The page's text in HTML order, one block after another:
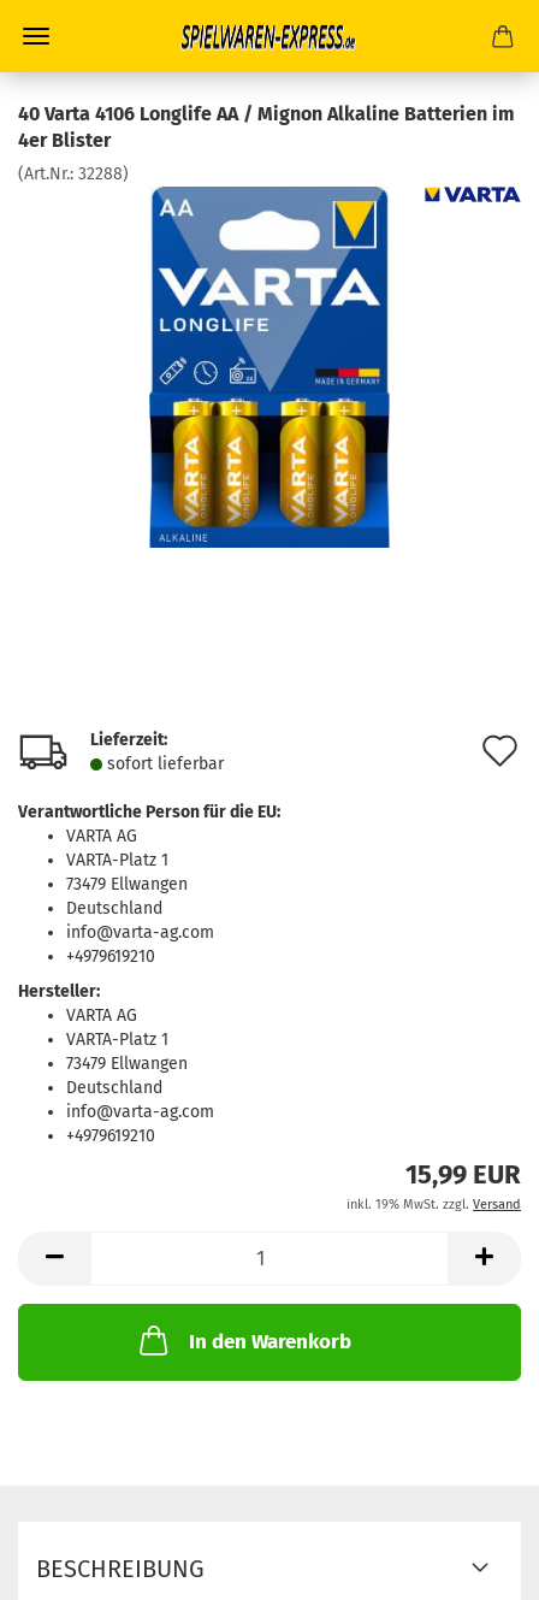
40 Varta 4106 Longlife AA / Mignon Alkaline Batterien im
4er Blister
(Art.Nr.: 32288)
Lieferzeit:
sofort lie­fer­bar
Verantwortliche Person für die EU:
VARTA AG
VARTA-Platz 1
73479 Ellwangen
Deutschland
info@varta-ag.com
+4979619210
Hersteller:
VARTA AG
VARTA-Platz 1
73479 Ellwangen
Deutschland
info@varta-ag.com
+4979619210
15,99 EUR
inkl. 19% MwSt. zzgl. Versand
In den Warenkorb
BESCHREIBUNG